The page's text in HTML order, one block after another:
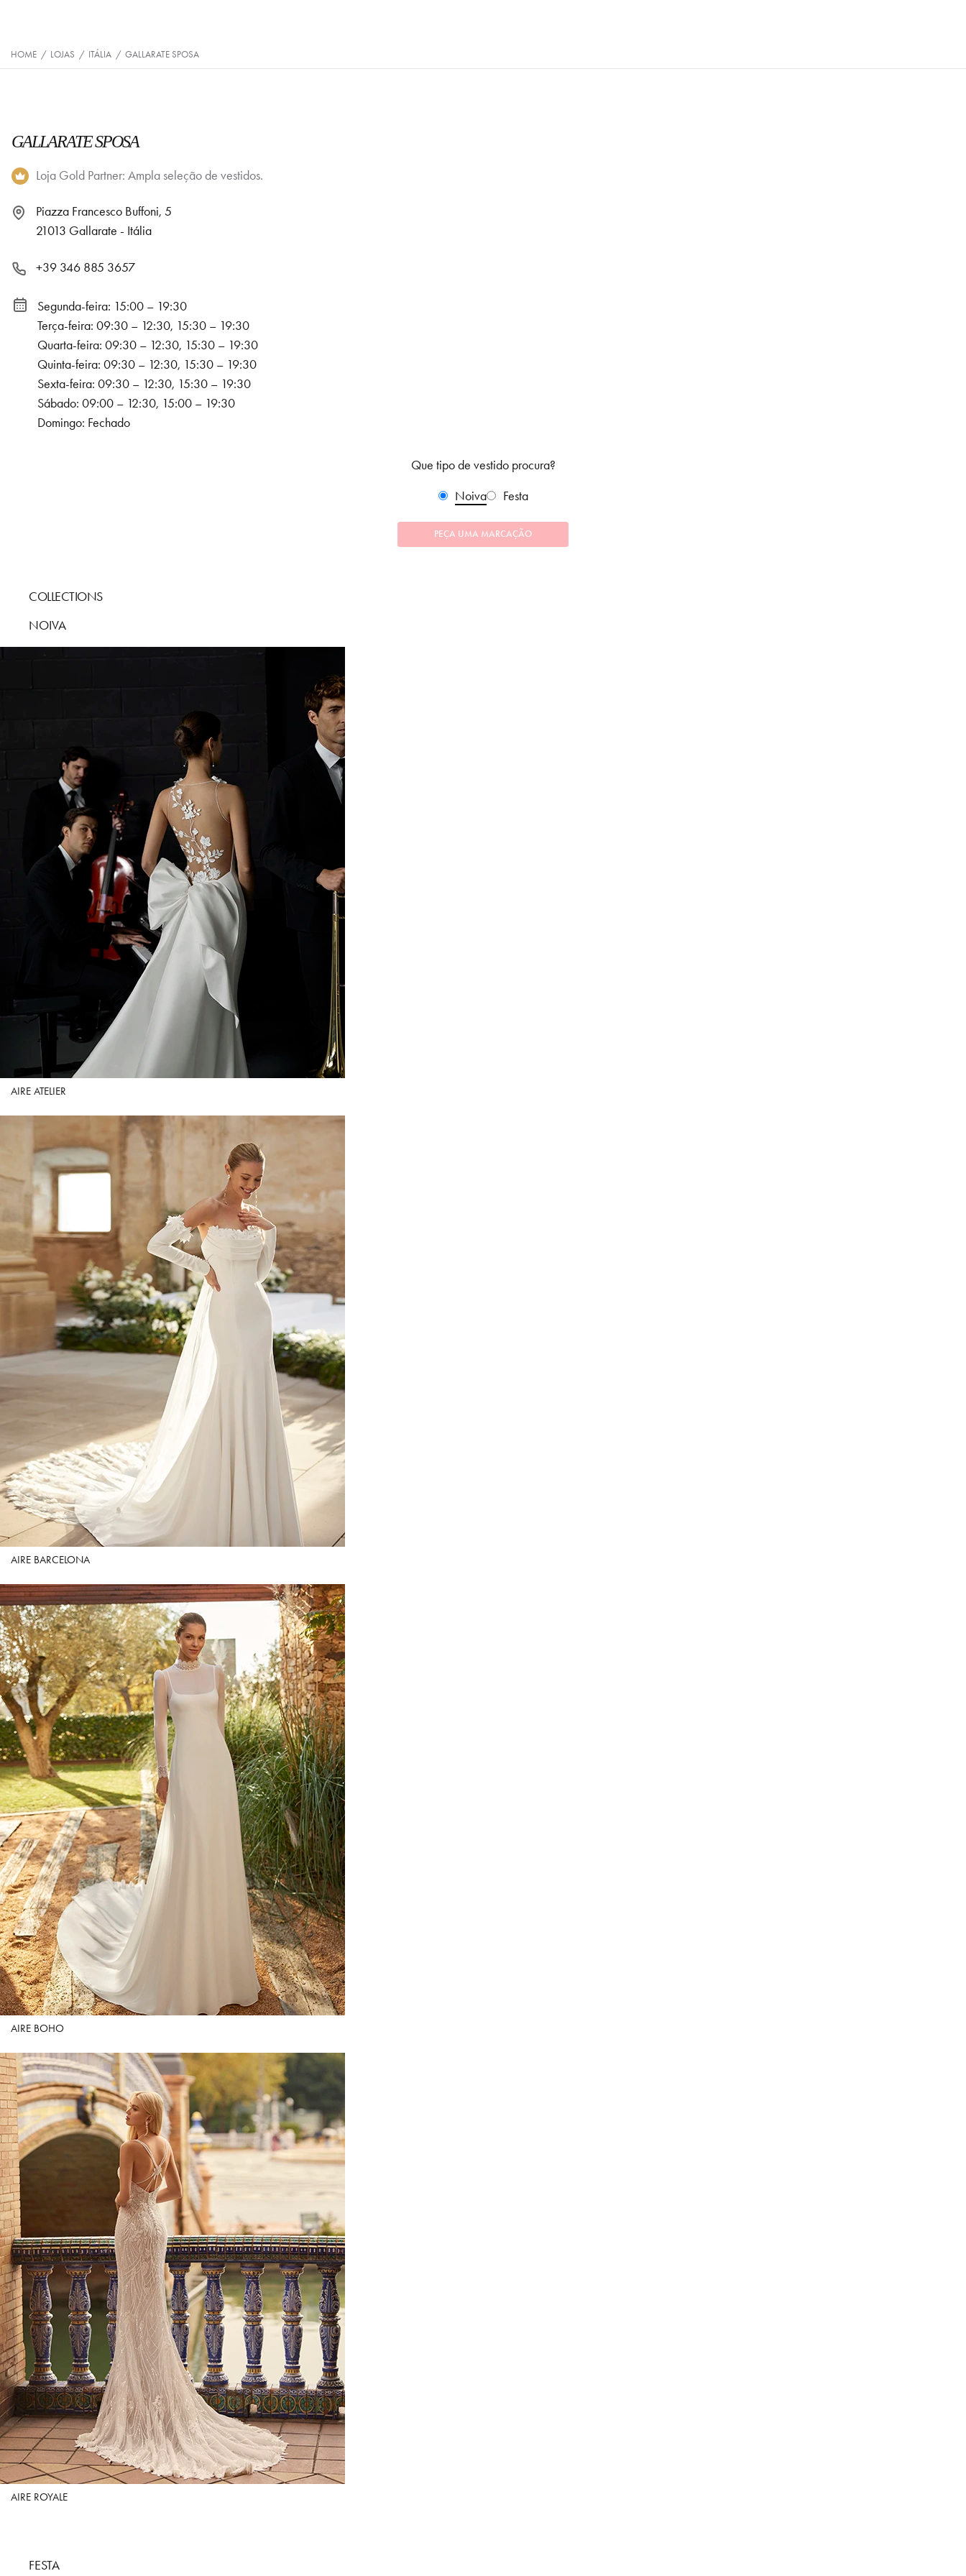
HOME / LOJAS / ITÁLIA / GALLARATE SPOSA
GALLARATE SPOSA
Loja Gold Partner: Ampla seleção de vestidos.
Piazza Francesco Buffoni, 5
21013 Gallarate - Itália
+39 346 885 3657
Segunda-feira: 15:00 – 19:30
Terça-feira: 09:30 – 12:30, 15:30 – 19:30
Quarta-feira: 09:30 – 12:30, 15:30 – 19:30
Quinta-feira: 09:30 – 12:30, 15:30 – 19:30
Sexta-feira: 09:30 – 12:30, 15:30 – 19:30
Sábado: 09:00 – 12:30, 15:00 – 19:30
Domingo: Fechado
Que tipo de vestido procura?
Noiva
Festa
PEÇA UMA MARCAÇÃO
COLLECTIONS
NOIVA
AIRE ATELIER
AIRE BARCELONA
AIRE BOHO
AIRE ROYALE
FESTA